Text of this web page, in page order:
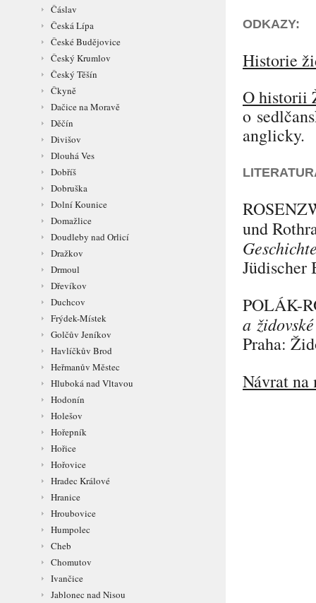
Čáslav
Česká Lípa
České Budějovice
Český Krumlov
Český Těšín
Čkyně
Dačice na Moravě
Děčín
Divišov
Dlouhá Ves
Dobříš
Dobruška
Dolní Kounice
Domažlice
Doudleby nad Orlicí
Dražkov
Drmoul
Dřevíkov
Duchcov
Frýdek-Místek
Golčův Jeníkov
Havlíčkův Brod
Heřmanův Městec
Hluboká nad Vltavou
Hodonín
Holešov
Hořepník
Hořice
Hořovice
Hradec Králové
Hranice
Hroubovice
Humpolec
Cheb
Chomutov
Ivančice
Jablonec nad Nisou
ODKAZY:
Historie
O historii
o
anglicky.
und
Jüdischer
POLÁK-
a
Praha:
Návrat na